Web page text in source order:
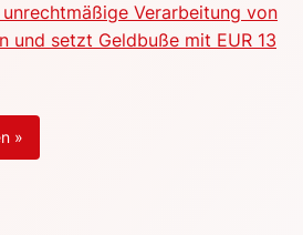
Verarbeitung von
und setzt Geldbuße mit EUR 13
»